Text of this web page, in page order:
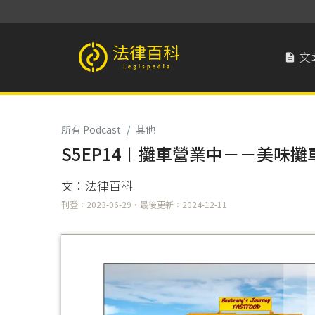
法律百科 Legispedia 
所有 Podcast / 其他
S5EP14︱攤車營業中－－美味
文：法律百科
刊登：2023-06-29・最後更新：2024-12-11